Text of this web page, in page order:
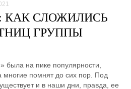
КАК СЛОЖИЛИСЬ
ГРУППЫ
была на пике популярности,
помнят до сих пор. Под
и в наши дни, правда, ее